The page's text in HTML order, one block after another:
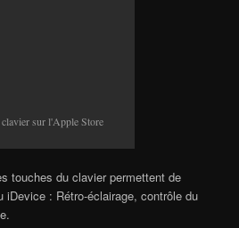
sur l'Apple Store
touches du clavier permettent de
iDevice : Rétro-éclairage, contrôle du